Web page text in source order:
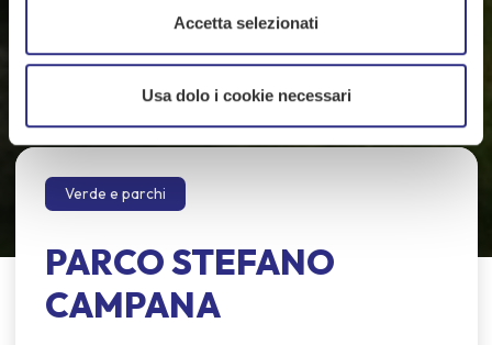
Accetta selezionati
Usa dolo i cookie necessari
Verde e parchi
PARCO STEFANO
CAMPANA